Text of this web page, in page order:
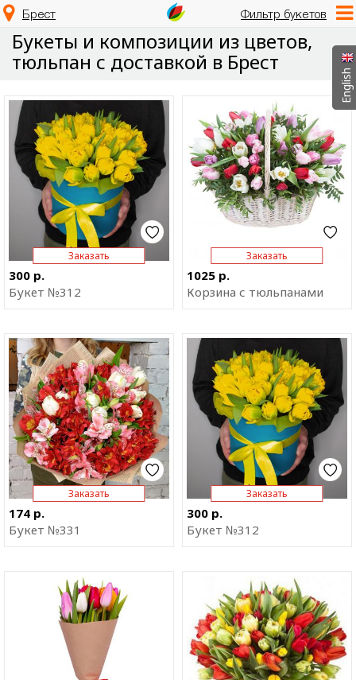
Фильтр букетов
Брест
Букеты и композиции из цветов,
тюльпан с доставкой в Брест
Заказать
1025 р.
Корзина с тюльпанами
Отправить ссылку на
приложение
Заказать
300 р.
Букет №312
Отправить ссылку на
приложение
Заказать
300 р.
Букет №312
Отправить ссылку на
приложение
Заказать
174 р.
Букет №331
Отправить ссылку на
приложение
Отправить ссылку на
приложение
Отправить ссылку на
приложение
English